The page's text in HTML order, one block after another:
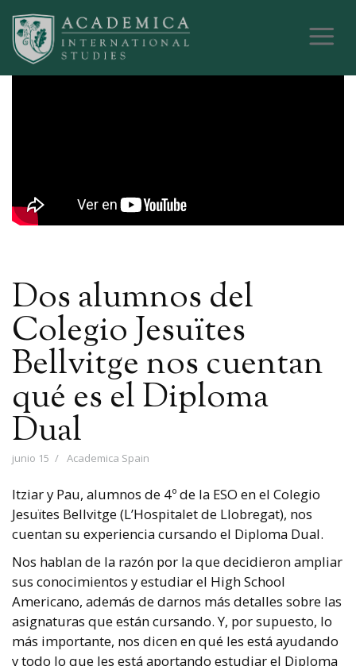
Dos alumnos del
Colegio Jesuïtes
Bellvitge nos cuentan
qué es el Diploma
Dual
junio 15 Academica Spain
Itziar y Pau, alumnos de 4º de la ESO en el Colegio
Jesuïtes Bellvitge (L’Hospitalet de Llobregat), nos
cuentan su experiencia cursando el Diploma Dual.
Nos hablan de la razón por la que decidieron ampliar
sus conocimientos y estudiar el High School
Americano, además de darnos más detalles sobre las
asignaturas que están cursando. Y, por supuesto, lo
más importante, nos dicen en qué les está ayudando
y todo lo que les está aportando estudiar el Diploma